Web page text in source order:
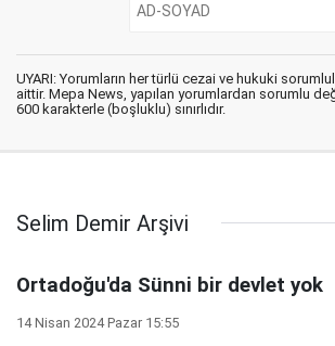
UYARI: Yorumların her türlü cezai ve hukuki
aittir. Mepa News, yapılan yorumlardan sorumlu
600 karakterle (boşluklu) sınırlıdır.
Selim Demir Arşivi
Ortadoğu'da Sünni bir devlet yok
14 Nisan 2024 Pazar 15:55